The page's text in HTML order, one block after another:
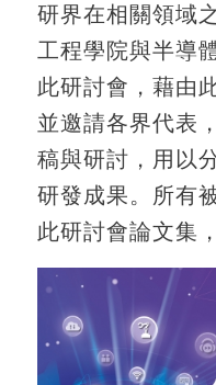
研界在相關領域
工程學院與半導
此研討會，藉由
並邀請各界代表
稿與研討，用以
研發成果。所有
此研討會論文集